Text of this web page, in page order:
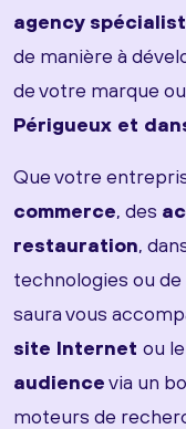
agency
de manière à
de votre marque
Périgueux et
Que votre
commerce, des
restauration,
technologies ou
saura vous
site Internet ou le
audiencevia un
moteurs de